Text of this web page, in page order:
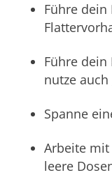
Führe
Führe dein
nutze
Spanne
Arbeite mit
leere